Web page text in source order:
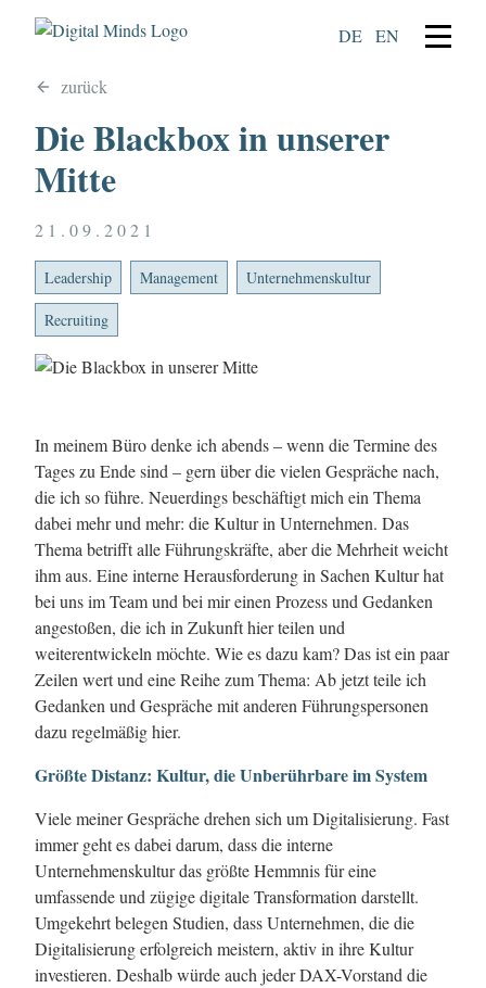
DE EN
zurück
Die Blackbox in unserer
Mitte
21.09.2021
Leadership Management Unternehmenskultur
Recruiting
In meinem Büro denke ich abends – wenn die Termine des
Tages zu Ende sind – gern über die vielen Gespräche nach,
die ich so führe. Neuerdings beschäftigt mich ein Thema
dabei mehr und mehr: die Kultur in Unternehmen. Das
Thema betrifft alle Führungskräfte, aber die Mehrheit weicht
ihm aus. Eine interne Herausforderung in Sachen Kultur hat
bei uns im Team und bei mir einen Prozess und Gedanken
angestoßen, die ich in Zukunft hier teilen und
weiterentwickeln möchte. Wie es dazu kam? Das ist ein paar
Zeilen wert und eine Reihe zum Thema: Ab jetzt teile ich
Gedanken und Gespräche mit anderen Führungspersonen
dazu regelmäßig hier.
Größte Distanz: Kultur, die Unberührbare im System
Viele meiner Gespräche drehen sich um Digitalisierung. Fast
immer geht es dabei darum, dass die interne
Unternehmenskultur das größte Hemmnis für eine
umfassende und zügige digitale Transformation darstellt.
Umgekehrt belegen Studien, dass Unternehmen, die die
Digitalisierung erfolgreich meistern, aktiv in ihre Kultur
investieren. Deshalb würde auch jeder DAX-Vorstand die